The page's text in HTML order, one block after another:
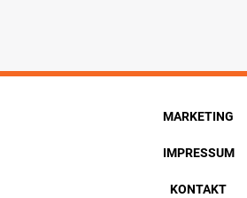
MARKETING
IMPRESSUM
KONTAKT